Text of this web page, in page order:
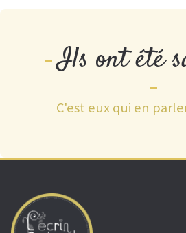
Ils ont été
C'est eux qui en